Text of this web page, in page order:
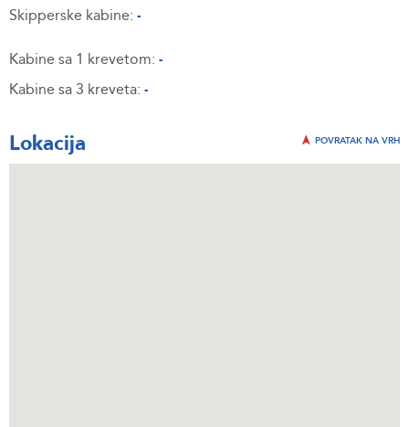
Skipperske kabine: -
Kabine sa 1 krevetom: -
Kabine sa 3 kreveta: -
Lokacija POVRATAK NA VRH